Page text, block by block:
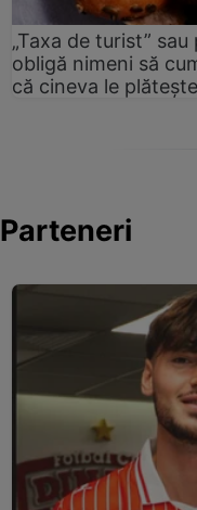
„Taxa de turist”
obligă nimeni să
că cineva le
Parteneri